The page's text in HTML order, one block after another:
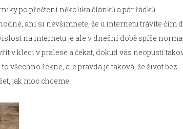
po přečtení několika článků a pár řádků
ani si nevšimnete, že u internetu trávíte čím
na internetu je ale v dnešní době spíše norma,
v kleci v pralese a čekat, dokud vás neopustí
všechno řekne, ale pravda je taková, že život bez
jak moc chceme.